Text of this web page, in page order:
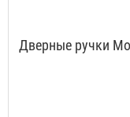
Дверные ручки